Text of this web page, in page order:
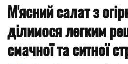
М'ясний салат з
ділимося легким
смачної та ситної